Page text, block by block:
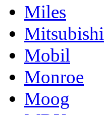
Miles
Mitsubishi
Mobil
Monroe
Moog